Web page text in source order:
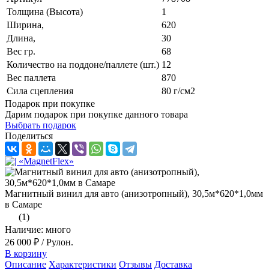
Толщина (Высота)
1
Ширина,
620
Длина,
30
Вес гр.
68
Количество на поддоне/паллете (шт.) 12
Вес паллета
870
Сила сцепления
80 г/см2
Подарок при покупке
Дарим подарок при покупке данного товара
Выбрать подарок
Поделиться
Магнитный винил для авто (анизотропный), 30,5м*620*1,0мм
в Самаре
(1)
Наличие: много
26 000 ₽ / Рулон.
В корзину
Описание Характеристики Отзывы Доставка